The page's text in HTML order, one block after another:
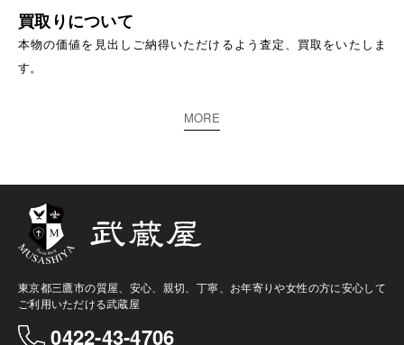
買取りについて
本物の価値を見出しご納得いただけるよう査定、買取をいたしま
す。
MORE
東京都三鷹市の質屋、安心、親切、丁寧、お年寄りや女性の方に安心して
ご利用いただける武蔵屋
0422-43-4706